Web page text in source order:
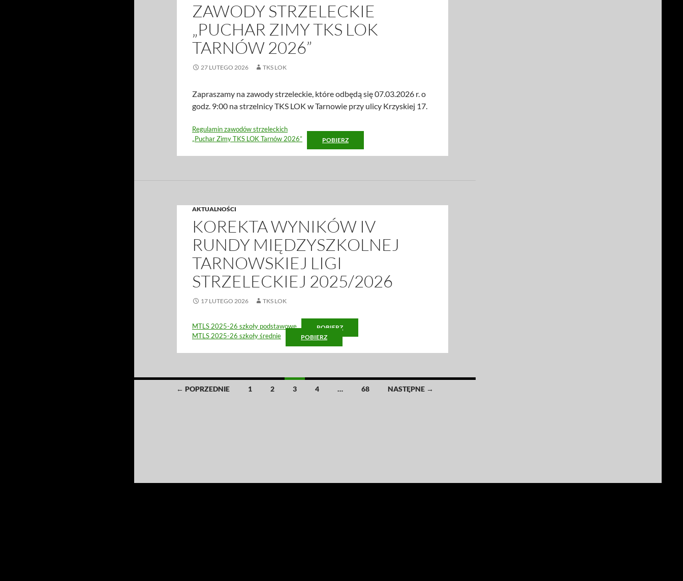
ZAWODY STRZELECKIE
„PUCHAR ZIMY TKS LOK
TARNÓW 2026”
27 LUTEGO 2026 TKS LOK
Zapraszamy na zawody strzeleckie, które odbędą się 07.03.2026 r. o
godz. 9:00 na strzelnicy TKS LOK w Tarnowie przy ulicy Krzyskiej 17.
Regulamin zawodów strzeleckich
„Puchar Zimy TKS LOK Tarnów 2026”
POBIERZ
AKTUALNOŚCI
KOREKTA WYNIKÓW IV
RUNDY MIĘDZYSZKOLNEJ
TARNOWSKIEJ LIGI
STRZELECKIEJ 2025/2026
17 LUTEGO 2026 TKS LOK
MTLS 2025-26 szkoły podstawowe POBIERZ
MTLS 2025-26 szkoły średnie POBIERZ
Nawigacja← POPRZEDNIE 1 2 3 4 … 68 NASTĘPNE →